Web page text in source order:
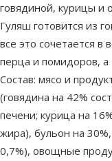
говядиной, курицы и
Гуляш готовится из
все это сочетается в
перца и помидоров, а
Состав: мясо и
(говядина на 42%
печени; курица на
жира), бульон на
0,7%), овощные